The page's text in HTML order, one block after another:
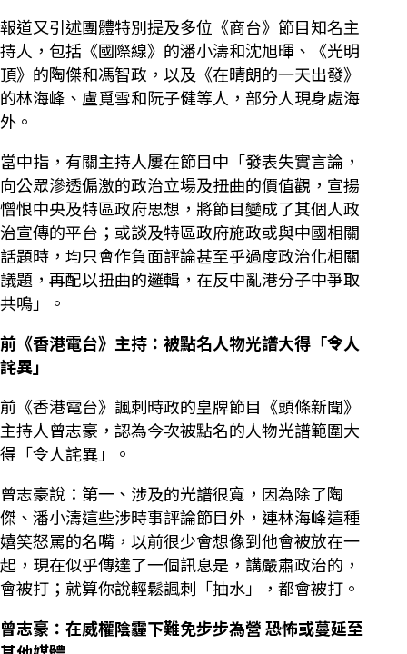
報道又引述團體特別提及多位《商台》節目知名主
持人，包括《國際線》的潘小濤和沈旭暉、《光明
頂》的陶傑和馮智政，以及《在晴朗的一天出發》
的林海峰、盧覓雪和阮子健等人，部分人現身處海
外。
當中指，有關主持人屢在節目中「發表失實言論，
向公眾滲透偏激的政治立場及扭曲的價值觀，宣揚
憎恨中央及特區政府思想，將節目變成了其個人政
治宣傳的平台；或談及特區政府施政或與中國相關
話題時，均只會作負面評論甚至乎過度政治化相關
議題，再配以扭曲的邏輯，在反中亂港分子中爭取
共鳴」。
前《香港電台》主持：被點名人物光譜大得「令人
詫異」
前《香港電台》諷刺時政的皇牌節目《頭條新聞》
主持人曾志豪，認為今次被點名的人物光譜範圍大
得「令人詫異」。
曾志豪說：第一、涉及的光譜很寬，因為除了陶
傑、潘小濤這些涉時事評論節目外，連林海峰這種
嬉笑怒罵的名嘴，以前很少會想像到他會被放在一
起，現在似乎傳達了一個訊息是，講嚴肅政治的，
會被打；就算你說輕鬆諷刺「抽水」，都會被打。
曾志豪：在威權陰霾下難免步步為營 恐怖或蔓延至